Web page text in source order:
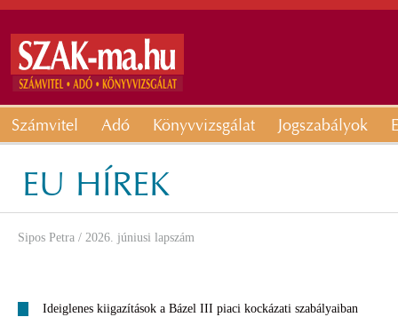
Számvitel Adó Könyvvizsgálat Jogszabályok
EU HÍREK
Sipos Petra / 2026. júniusi lapszám
Ideiglenes kiigazítások a Bázel III piaci kockázati szabályaiban